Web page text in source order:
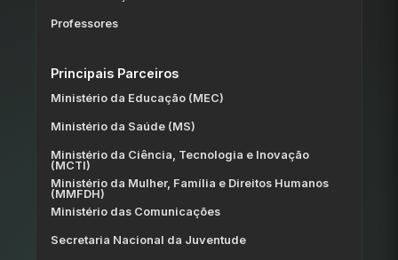
Professores
Principais Parceiros
Ministério da Educação (MEC)
Ministério da Saúde (MS)
Ministério da Ciência, Tecnologia e Inovação
(MCTI)
Ministério da Mulher, Família e Direitos Humanos
(MMFDH)
Ministério das Comunicações
Secretaria Nacional da Juventude